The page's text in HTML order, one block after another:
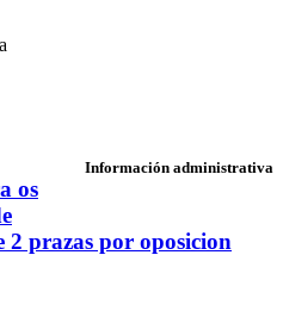
Información administrativa
os
2 prazas por oposicion